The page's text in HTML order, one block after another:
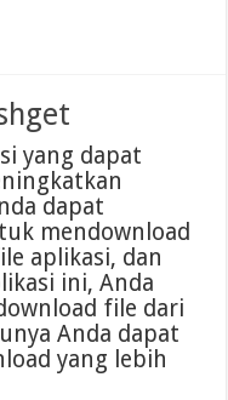
yang dapat
dapat
mendownload
aplikasi, dan
ini, Anda
file dari
Anda dapat
yang lebih